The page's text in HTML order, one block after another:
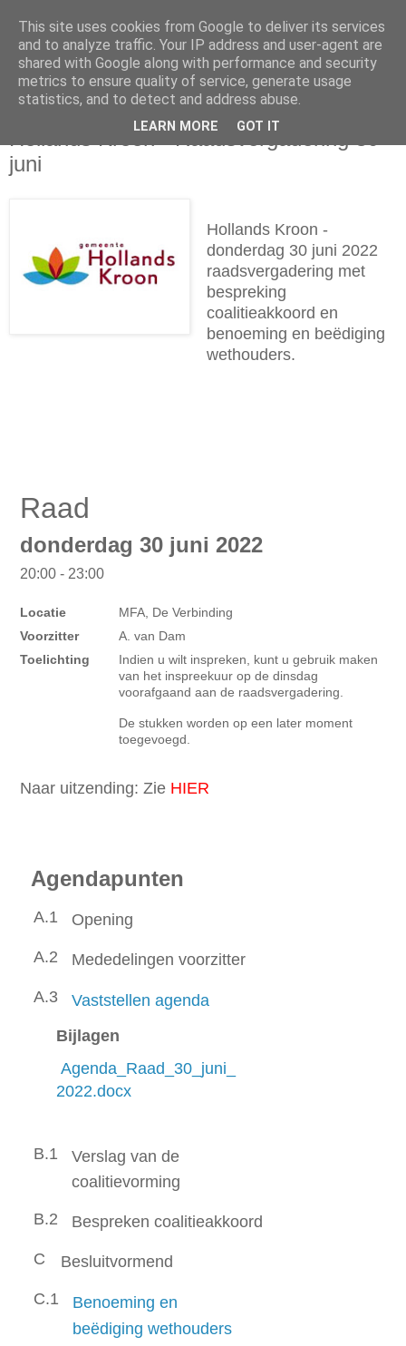
donderdag 30 juni 2022
Hollands Kroon - Raadsvergadering 30
juni
Hollands Kroon -
donderdag 30 juni 2022
raadsvergadering met
bespreking
coalitieakkoord en
benoeming en beëdiging
wethouders.
Raad
donderdag 30 juni 2022
20:00 - 23:00
Locatie
MFA, De Verbinding
Voorzitter
A. van Dam
Toelichting
Indien u wilt inspreken, kunt u gebruik maken
van het inspreekuur op de dinsdag
voorafgaand aan de raadsvergadering.
De stukken worden op een later moment
toegevoegd.
Naar uitzending: Zie HIER
Agendapunten
A.1 Opening
A.2 Mededelingen voorzitter
A.3
Vaststellen agenda
Bijlagen
Agenda_Raad_30_juni_
2022.docx
B.1
Verslag van de
coalitievorming
B.2 Bespreken coalitieakkoord
C Besluitvormend
C.1
Benoeming en
beëdiging wethouders
This site uses cookies from Google to deliver its services
and to analyze traffic. Your IP address and user-agent are
shared with Google along with performance and security
metrics to ensure quality of service, generate usage
statistics, and to detect and address abuse.
LEARN MORE GOT IT